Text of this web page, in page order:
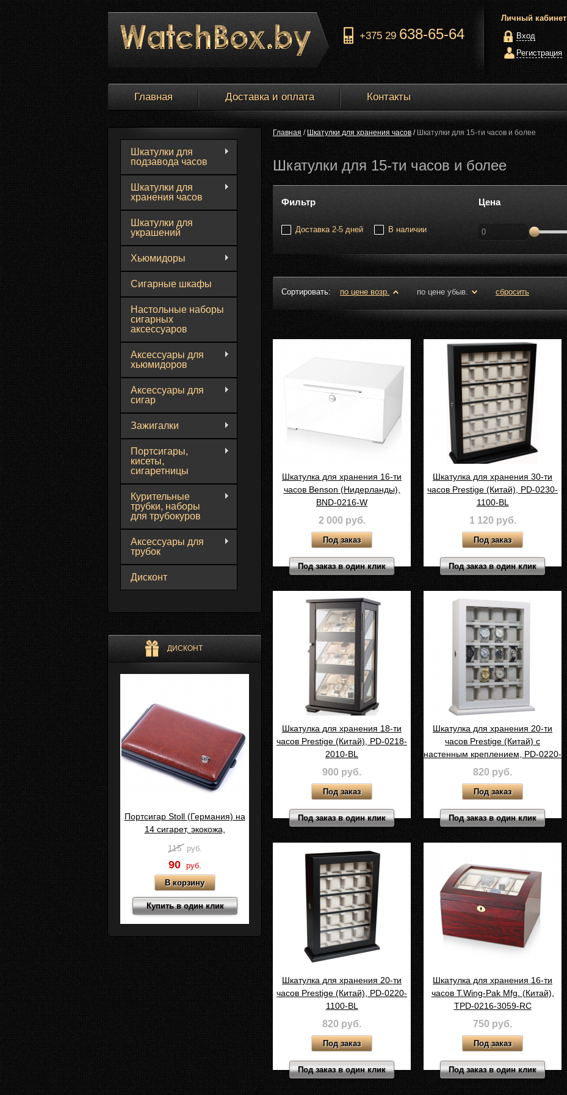
+375 29 638-65-64
Личный кабинет
Вход
Регистрация
Главная Доставка и оплата Контакты
Шкатулки для
подзавода часов
Шкатулки для
хранения часов
Шкатулки для
украшений
Хьюмидоры
Сигарные шкафы
Настольные наборы
сигарных
аксессуаров
Аксессуары для
хьюмидоров
Аксессуары для
сигар
Зажигалки
Портсигары,
кисеты,
сигаретницы
Курительные
трубки, наборы
для трубокуров
Аксессуары для
трубок
Дисконт
ДИСКОНТ
Портсигар Stoll (Германия) на
14 сигарет, экокожа,
Коричневый, C15-2
115 руб.
90 руб.
Купить в один клик
Главная /Шкатулки для хранения часов/Шкатулки для 15-ти часов и более
Шкатулки для 15-ти часов и более
Фильтр
Доставка 2-5 дней В наличии
Цена
Сортировать: сбросить
по цене возр. по цене убыв.
Шкатулка для хранения 16-ти
часов Benson (Нидерланды),
BND-0216-W
2 000 руб.
Под заказ в один клик
Шкатулка для хранения 30-ти
часов Prestige (Китай), PD-0230-
1100-BL
1 120 руб.
Под заказ в один клик
Шкатулка для хранения 18-ти
часов Prestige (Китай), PD-0218-
2010-BL
900 руб.
Под заказ в один клик
Шкатулка для хранения 20-ти
часов Prestige (Китай) с
настенным креплением, PD-0220-
1100-WH
820 руб.
Под заказ в один клик
Шкатулка для хранения 20-ти
часов Prestige (Китай), PD-0220-
1100-BL
820 руб.
Под заказ в один клик
Шкатулка для хранения 16-ти
часов T.Wing-Pak Mfg. (Китай),
TPD-0216-3059-RC
750 руб.
Под заказ в один клик